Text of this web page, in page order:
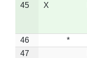
45
X
46 *
47